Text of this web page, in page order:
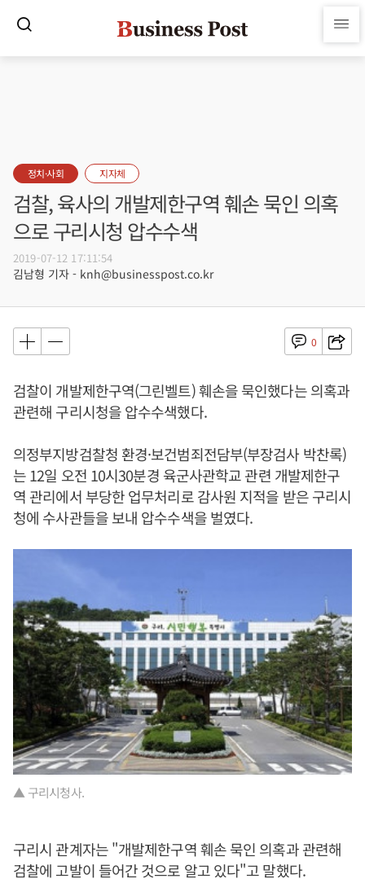
정치·사회 지자체
검찰, 육사의 개발제한구역 훼손 묵인 의혹
으로 구리시청 압수수색
2019-07-12 17:11:54
김남형 기자 - knh@businesspost.co.kr
0
검찰이 개발제한구역(그린벨트) 훼손을 묵인했다는 의혹과
관련해 구리시청을 압수수색했다.
의정부지방검찰청 환경·보건범죄전담부(부장검사 박찬록)
는 12일 오전 10시30분경 육군사관학교 관련 개발제한구
역 관리에서 부당한 업무처리로 감사원 지적을 받은 구리시
청에 수사관들을 보내 압수수색을 벌였다.
▲ 구리시청사.
구리시 관계자는 "개발제한구역 훼손 묵인 의혹과 관련해
검찰에 고발이 들어간 것으로 알고 있다"고 말했다.